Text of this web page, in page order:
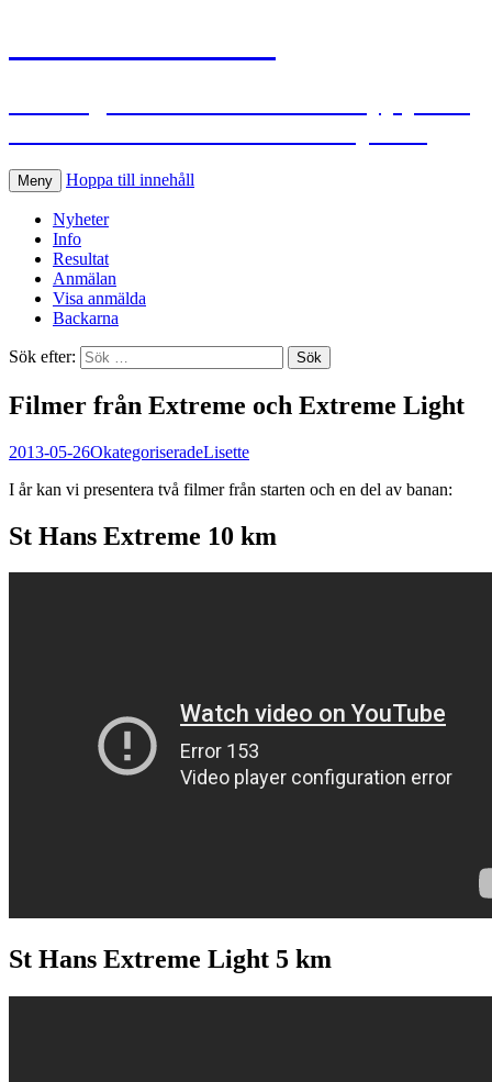
Meny Hoppa till innehåll
Nyheter
Info
Resultat
Anmälan
Visa anmälda
Backarna
Sök efter:
Filmer från Extreme och Extreme Light
2013-05-26OkategoriseradeLisette
I år kan vi presentera två filmer från starten och en del av banan:
St Hans Extreme 10 km
St Hans Extreme Light 5 km